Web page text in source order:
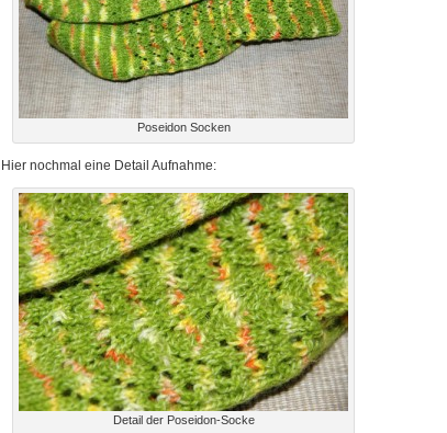
Poseidon Socken
Hier nochmal eine Detail Aufnahme:
Detail der Poseidon-Socke